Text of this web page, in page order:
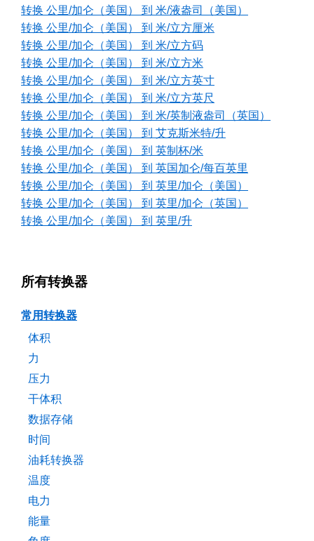
转换 公里/加仑（美国） 到 米/液盎司（美国）
转换 公里/加仑（美国） 到 米/立方厘米
转换 公里/加仑（美国） 到 米/立方码
转换 公里/加仑（美国） 到 米/立方米
转换 公里/加仑（美国） 到 米/立方英寸
转换 公里/加仑（美国） 到 米/立方英尺
转换 公里/加仑（美国） 到 米/英制液盎司（英国）
转换 公里/加仑（美国） 到 艾克斯米特/升
转换 公里/加仑（美国） 到 英制杯/米
转换 公里/加仑（美国） 到 英国加仑/每百英里
转换 公里/加仑（美国） 到 英里/加仑（美国）
转换 公里/加仑（美国） 到 英里/加仑（英国）
转换 公里/加仑（美国） 到 英里/升
所有转换器
常用转换器
体积
力
压力
干体积
数据存储
时间
油耗转换器
温度
电力
能量